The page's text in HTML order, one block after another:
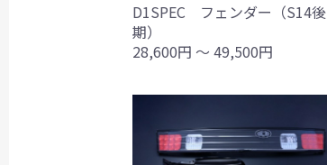
D1SPEC フェンダー（S14後
期）
28,600円 ～ 49,500円